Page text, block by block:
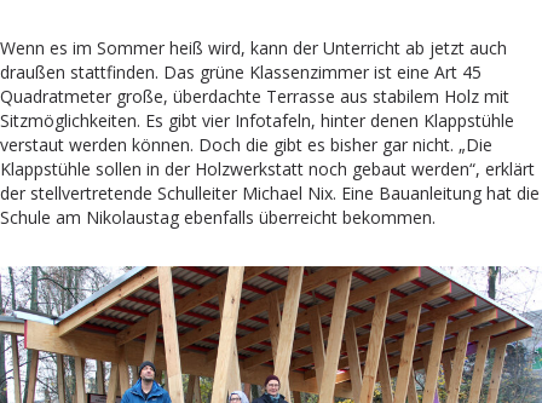
Wenn es im Sommer heiß wird, kann der Unterricht ab jetzt auch
draußen stattfinden. Das grüne Klassenzimmer ist eine Art 45
Quadratmeter große, überdachte Terrasse aus stabilem Holz mit
Sitzmöglichkeiten. Es gibt vier Infotafeln, hinter denen Klappstühle
verstaut werden können. Doch die gibt es bisher gar nicht. „Die
Klappstühle sollen in der Holzwerkstatt noch gebaut werden“, erklärt
der stellvertretende Schulleiter Michael Nix. Eine Bauanleitung hat die
Schule am Nikolaustag ebenfalls überreicht bekommen.